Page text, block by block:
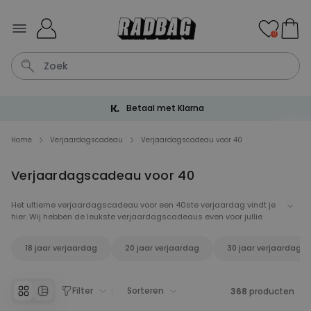
Personaliseerbaar
champagne coupe met tekst
Meer dan
2.000
24,99 €
Personaliseerbaar
Meer dan
19.400keer
0
Betaal met Klarna
Home Verjaardagscadeau Verjaardagscadeau voor 40
Verjaardagscadeau voor 40
Het ultieme verjaardagscadeau voor een 40ste verjaardag vindt je
hier. Wij hebben de leukste verjaardagscadeaus even voor jullie
glazen. Iets voor een handige harry of een overjarige puber.
18 jaar verjaardag 20 jaar verjaardag 30 jaar verjaardag
Filter Sorteren 368 producten